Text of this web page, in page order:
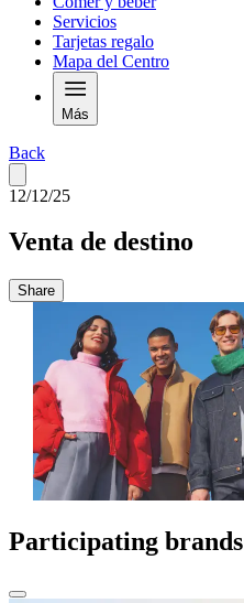
Servicios
Tarjetas regalo
Mapa del Centro
Más
Back
12/12/25
Venta de destino
Share
Participating brands